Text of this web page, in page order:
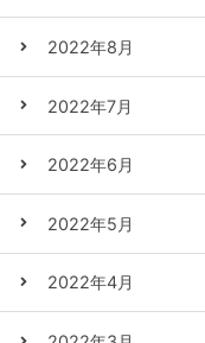
2022年8月
2022年7月
2022年6月
2022年5月
2022年4月